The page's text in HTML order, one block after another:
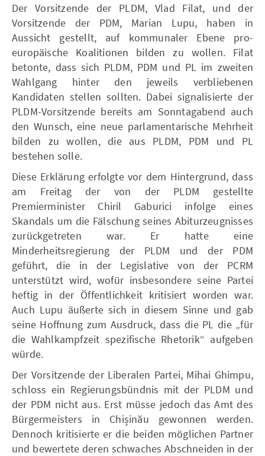
Der Vorsitzende der PLDM, Vlad Filat, und der
Vorsitzende der PDM, Marian Lupu, haben in
Aussicht gestellt, auf kommunaler Ebene pro-
europäische Koalitionen bilden zu wollen. Filat
betonte, dass sich PLDM, PDM und PL im zweiten
Wahlgang hinter den jeweils verbliebenen
Kandidaten stellen sollten. Dabei signalisierte der
PLDM-Vorsitzende bereits am Sonntagabend auch
den Wunsch, eine neue parlamentarische Mehrheit
bilden zu wollen, die aus PLDM, PDM und PL
bestehen solle.
Diese Erklärung erfolgte vor dem Hintergrund, dass
am Freitag der von der PLDM gestellte
Premierminister Chiril Gaburici infolge eines
Skandals um die Fälschung seines Abiturzeugnisses
zurückgetreten war. Er hatte eine
Minderheitsregierung der PLDM und der PDM
geführt, die in der Legislative von der PCRM
unterstützt wird, wofür insbesondere seine Partei
heftig in der Öffentlichkeit kritisiert worden war.
Auch Lupu äußerte sich in diesem Sinne und gab
seine Hoffnung zum Ausdruck, dass die PL die „für
die Wahlkampfzeit spezifische Rhetorik“ aufgeben
würde.
Der Vorsitzende der Liberalen Partei, Mihai Ghimpu,
schloss ein Regierungsbündnis mit der PLDM und
der PDM nicht aus. Erst müsse jedoch das Amt des
Bürgermeisters in Chișinău gewonnen werden.
Dennoch kritisierte er die beiden möglichen Partner
und bewertete deren schwaches Abschneiden in der